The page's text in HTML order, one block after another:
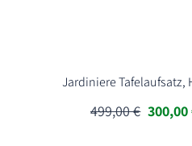
Jardiniere Tafelaufsatz,
499,00€
Preis
300,00